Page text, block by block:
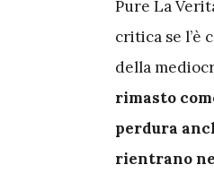
Pure La
critica se l’è
della
rimasto
perdura
rientrano